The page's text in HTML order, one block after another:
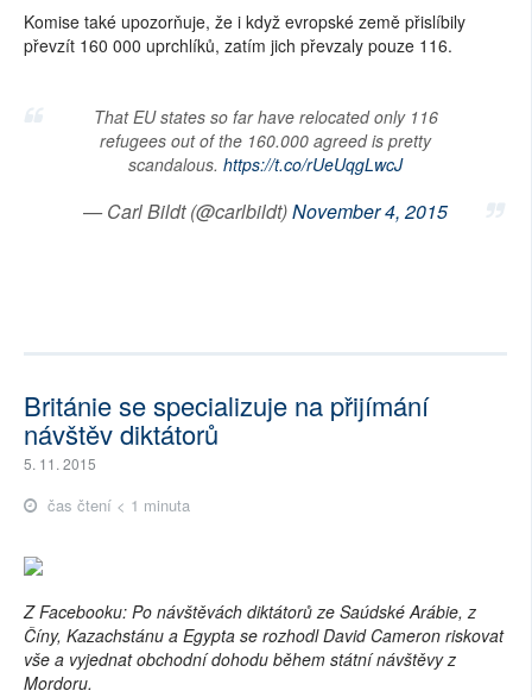
Komise také upozorňuje, že i když evropské země přislíbily
převzít 160 000 uprchlíků, zatím jich převzaly pouze 116.
That EU states so far have relocated only 116
refugees out of the 160.000 agreed is pretty
scandalous. https://t.co/rUeUqgLwcJ
— Carl Bildt (@carlbildt)November 4, 2015
Británie se specializuje na přijímání
návštěv diktátorů
5. 11. 2015
čas čtení < 1 minuta
Z Facebooku: Po návštěvách diktátorů ze Saúdské Arábie, z
Číny, Kazachstánu a Egypta se rozhodl David Cameron riskovat
vše a vyjednat obchodní dohodu během státní návštěvy z
Mordoru.